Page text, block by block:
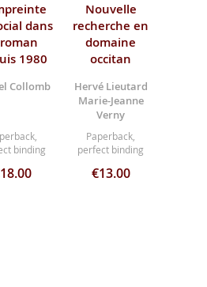
dans
1980
Collomb
binding
Nouvelle
recherche en
domaine
occitan
Hervé Lieutard
Marie-Jeanne
Verny
Paperback,
perfect binding
€13.00